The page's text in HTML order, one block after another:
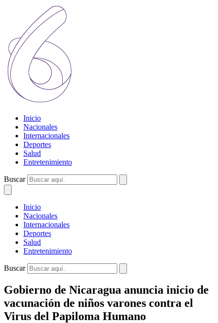
Inicio
Nacionales
Internacionales
Deportes
Salud
Entretenimiento
Buscar
Inicio
Nacionales
Internacionales
Deportes
Salud
Entretenimiento
Buscar
Gobierno de Nicaragua anuncia inicio de
vacunación de niños varones contra el
Virus del Papiloma Humano